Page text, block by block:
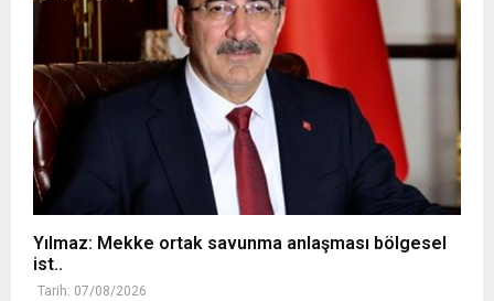
Yılmaz: Mekke ortak savunma anlaşması bölgesel
ist..
Tarih: 07/08/2026